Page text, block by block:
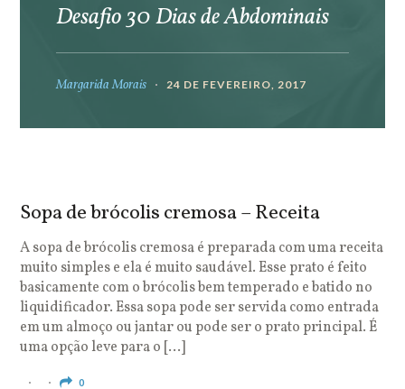
Desafio 30 Dias de Abdominais
Margarida Morais 24 DE FEVEREIRO, 2017
Sopa de brócolis cremosa – Receita
A sopa de brócolis cremosa é preparada com uma receita
muito simples e ela é muito saudável. Esse prato é feito
basicamente com o brócolis bem temperado e batido no
liquidificador. Essa sopa pode ser servida como entrada
em um almoço ou jantar ou pode ser o prato principal. É
uma opção leve para o […]
0